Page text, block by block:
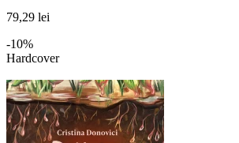
79,29 lei
-10%
Hardcover